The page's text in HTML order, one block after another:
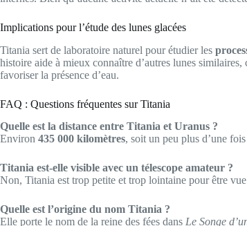
Implications pour l’étude des lunes glacées
Titania sert de laboratoire naturel pour étudier les
histoire aide à mieux connaître d’autres lunes
favoriser la présence d’eau.
FAQ : Questions fréquentes sur Titania
Quelle est la distance entre Titania et Uranus ?
Environ 435 000 kilomètres, soit un peu plus d’une
Titania est-elle visible avec un télescope amateur ?
Non, Titania est trop petite et trop lointaine pour être
Quelle est l’origine du nom Titania ?
Elle porte le nom de la reine des fées dans Le Songe